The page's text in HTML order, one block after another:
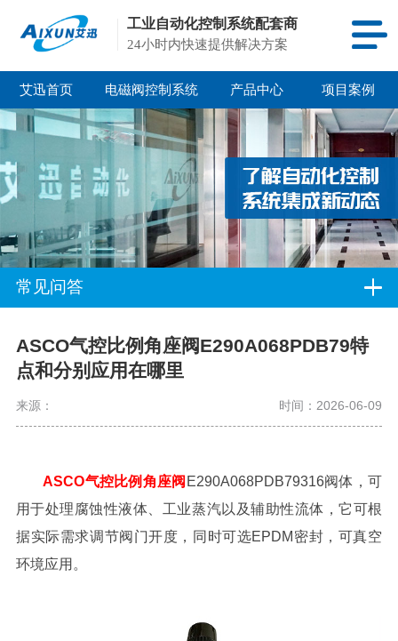
工业自动化控制系统配套商
24小时内快速提供解决方案
艾迅首页 电磁阀控制系统 产品中心 项目案例
常见问答
ASCO气控比例角座阀E290A068PDB79特
点和分别应用在哪里
来源： 时间：2026-06-09
ASCO气控比例角座阀 E290A068PDB79316阀体，可
用于处理腐蚀性液体、工业蒸汽以及辅助性流体，它可根
据实际需求调节阀门开度，同时可选EPDM密封，可真空
环境应用。